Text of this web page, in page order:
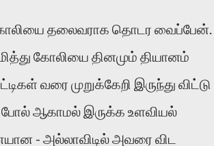
தலைவராக தொடர வைப்பேன்.
கோலியை தினமும் தியானம்
வரை முறுக்கேறி இருந்து விட்டு
போல் ஆகாமல் இருக்க உளவியல்
- அல்லாவிடில் அவரை விட